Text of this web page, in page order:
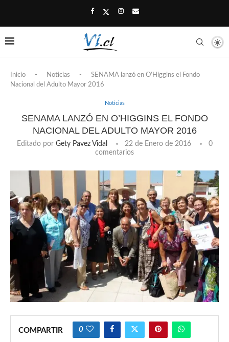
Inicio - Noticias -
SENAMA lanzó en O’Higgins el Fondo
Nacional del Adulto Mayor 2016
Noticias
SENAMA LANZÓ EN O’HIGGINS EL FONDO
NACIONAL DEL ADULTO MAYOR 2016
Editado por Gety Pavez Vidal 22 de Enero de 2016
0
comentarios
COMPARTIR 0